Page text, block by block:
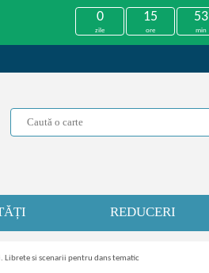
0
zile
15
ore
53
min
REDUCERI
Librete si scenarii pentru dans tematic